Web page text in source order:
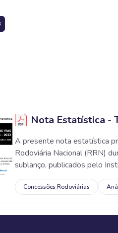
Nota Estatística -
A presente nota estatística
Rodoviária Nacional (RRN)
sublanço, publicados pelo
Concessões Rodoviárias